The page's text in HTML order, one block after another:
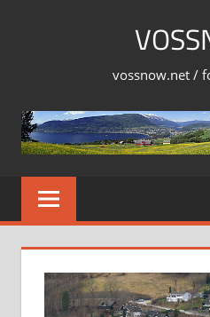
vossnow.net /